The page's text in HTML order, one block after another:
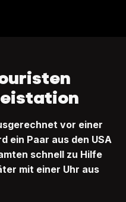
vor einer
ein Paar aus den USA
schnell zu Hilfe
mit einer Uhr aus